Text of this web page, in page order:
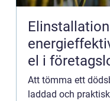
Elinstallation
el i
Att tömma ett
laddad och